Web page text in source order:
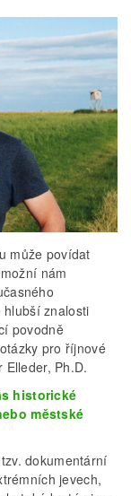
může povídat
nám
hlubší znalosti
povodně
pro říjnové
Ph.D.
historické
městské
dokumentární
jevech,